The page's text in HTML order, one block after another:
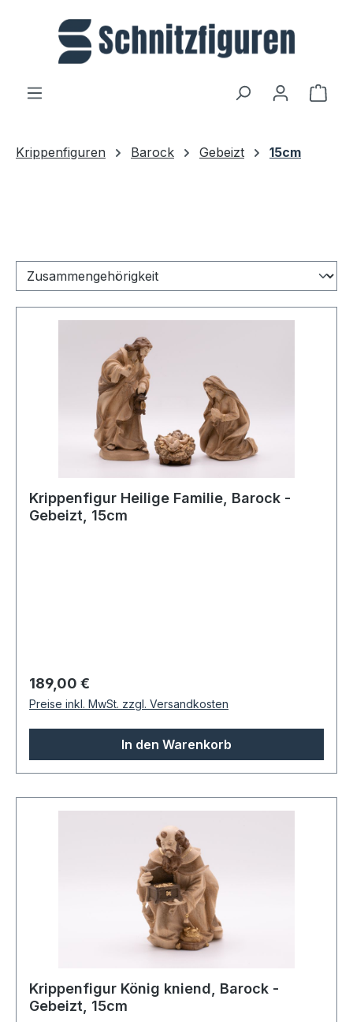
Zum Hauptinhalt springen
Krippenfiguren Barock Gebeizt 15cm
Krippenfigur Heilige Familie, Barock -
Gebeizt, 15cm
Regulärer Preis:
189,00 €
Preise inkl. MwSt. zzgl. Versandkosten
In den Warenkorb
Krippenfigur König kniend, Barock -
Gebeizt, 15cm